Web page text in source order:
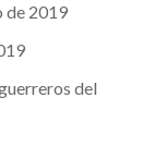
de 2019
del